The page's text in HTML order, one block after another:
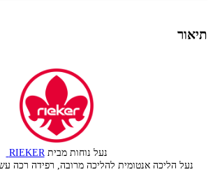
תיאור
נעל נוחות מביתRIEKER
נעל הליכה אנטומית להליכה מרובה, רפידה רכה